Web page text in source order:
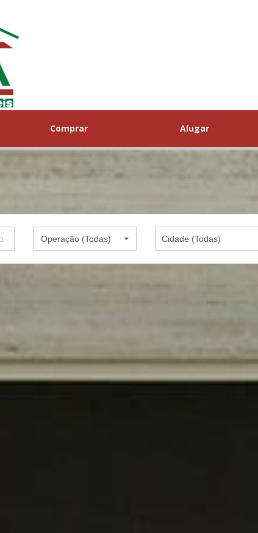
Comprar Alugar
Operação (Todas) Cidade (Todas)